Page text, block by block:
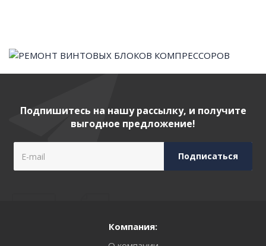
Подпишитесь на нашу рассылку, и получите
выгодное предложение!
Компания: